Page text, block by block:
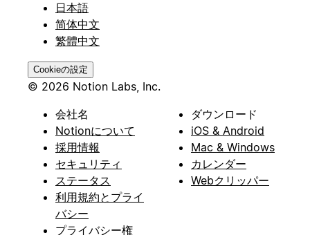
日本語
简体中文
繁體中文
Cookieの設定
© 2026 Notion Labs, Inc.
会社名
Notionについて
採用情報
セキュリティ
ステータス
利用規約とプライ
バシー
プライバシー権
ダウンロード
iOS & Android
Mac & Windows
カレンダー
Webクリッパー